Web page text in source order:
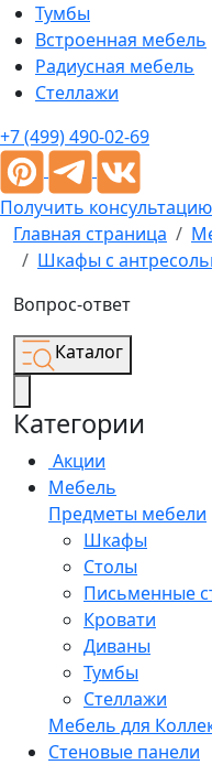
Тумбы
Встроенная мебель
Радиусная мебель
Стеллажи
+7 (499) 490-02-69
Получить консультацию
Главная страница
Шкафы с
Вопрос-ответ
Каталог
Категории
Акции
Мебель
Предметы мебели
Шкафы
Столы
Письменные
Кровати
Диваны
Тумбы
Стеллажи
Мебель для
Стеновые панели